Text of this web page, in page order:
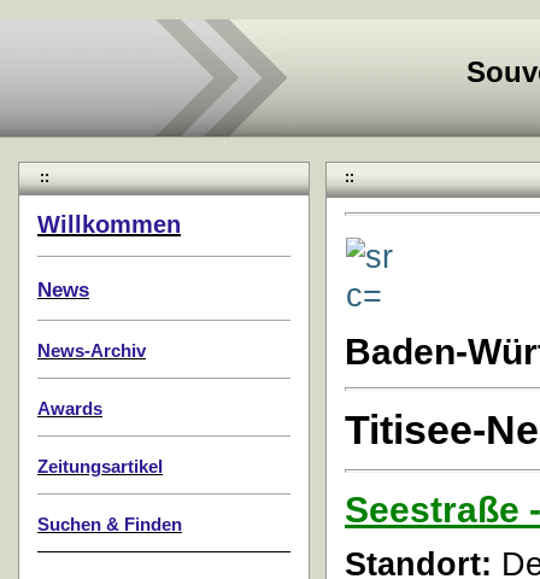
::
Willkommen
News
News-Archiv
Awards
Zeitungsartikel
Suchen & Finden
::
Baden-
Titisee-
Seestraße
Standort: